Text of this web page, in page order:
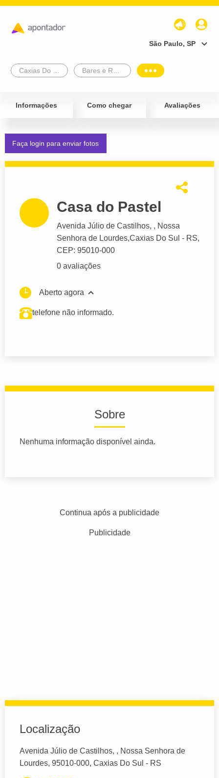
São Paulo, SP
Informações Como chegar Avaliações
Faça login para enviar fotos
Casa do Pastel
Avenida Júlio de Castilhos, , Nossa
Senhora de Lourdes,Caxias Do Sul - RS,
CEP: 95010-000
0 avaliações
Aberto agora
telefone não informado.
Sobre
Nenhuma informação disponível ainda.
Continua após a publicidade
Publicidade
Localização
Avenida Júlio de Castilhos, , Nossa Senhora de
Lourdes, 95010-000, Caxias Do Sul - RS